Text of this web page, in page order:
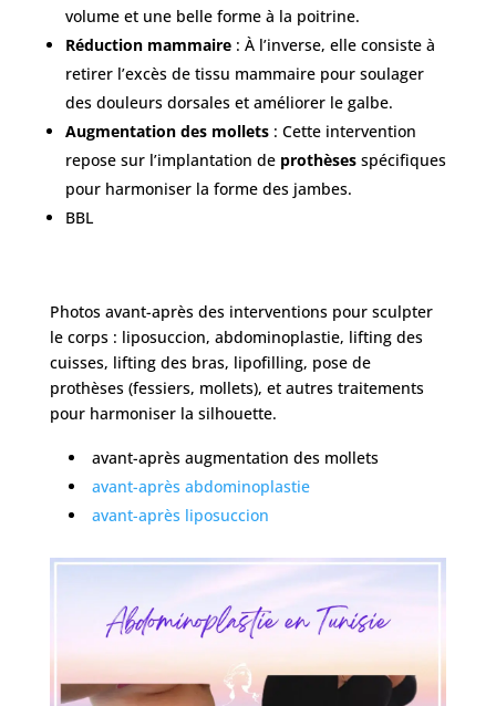
volume et une belle forme à la poitrine.
Réduction mammaire: À l’inverse, elle consiste à
retirer l’excès de tissu mammaire pour soulager
des douleurs dorsales et améliorer le galbe.
Augmentation des mollets: Cette intervention
repose sur l’implantation de prothèsesspécifiques
pour harmoniser la forme des jambes.
BBL
Photos avant-après des interventions pour sculpter
le corps : liposuccion, abdominoplastie, lifting des
cuisses, lifting des bras, lipofilling, pose de
prothèses (fessiers, mollets), et autres traitements
pour harmoniser la silhouette.
avant-après augmentation des mollets
avant-après abdominoplastie
avant-après liposuccion